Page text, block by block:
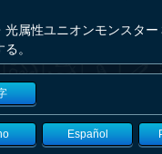
属性ユニオンモンスター
。
Español